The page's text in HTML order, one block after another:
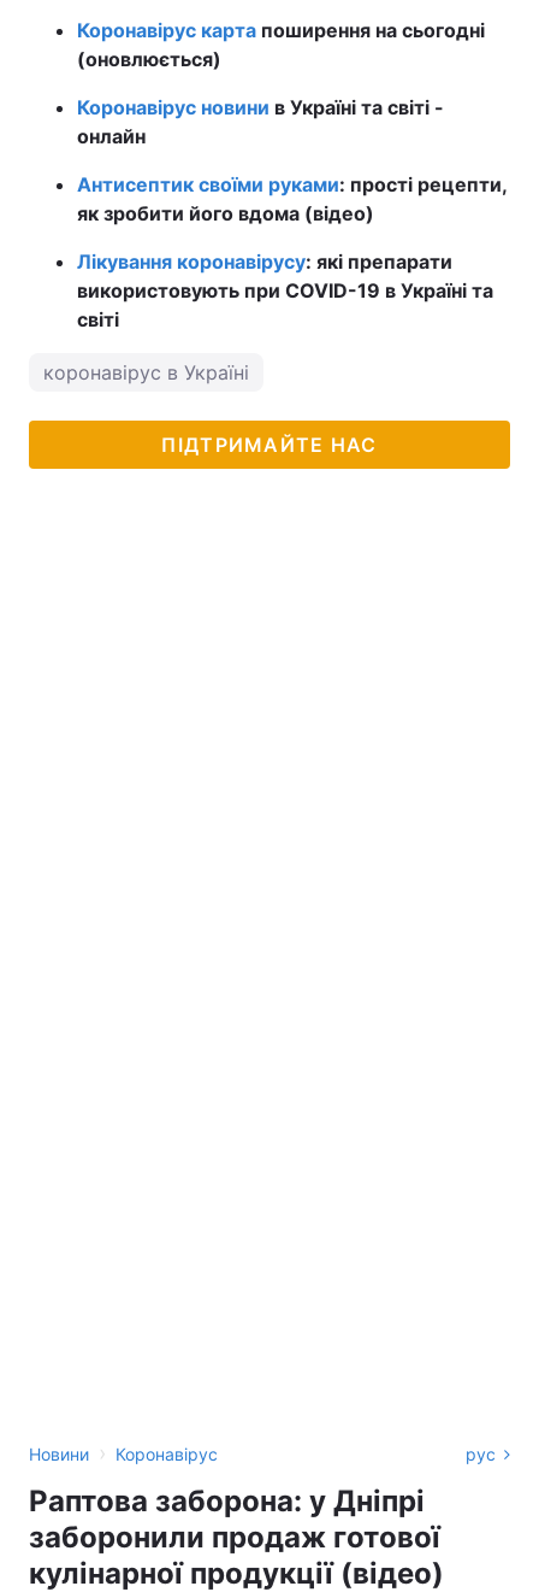
Коронавірус карта поширення на сьогодні
(оновлюється)
Коронавірус новини в Україні та світі -
онлайн
Антисептик своїми руками: прості рецепти,
як зробити його вдома (відео)
Лікування коронавірусу: які препарати
використовують при COVID-19 в Україні та
світі
коронавірус в Україні
ПІДТРИМАЙТЕ НАС
Новини › Коронавірус рус
Раптова заборона: у Дніпрі
заборонили продаж готової
кулінарної продукції (відео)